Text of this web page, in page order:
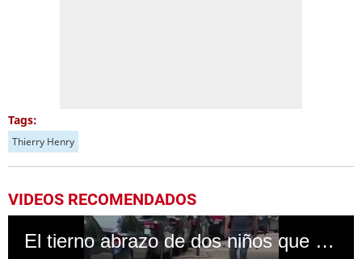
Tags:
Thierry Henry
VIDEOS RECOMENDADOS
El tierno abrazo de dos niños que conmueve las redes sociales